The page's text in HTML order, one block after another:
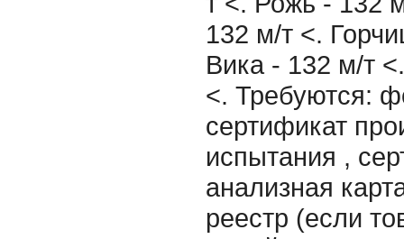
132 м/т <.
Вика - 132 м/т
<. Требуются:
сертификат
испытания ,
анализная
реестр (если